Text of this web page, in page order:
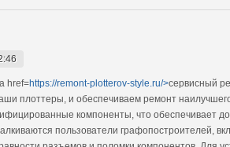
href=https://remont-plotterov-style.ru/>сервисный
плоттеры, и обеспечиваем ремонт
компоненты, что обеспечивает
пользователи графопостроителей,